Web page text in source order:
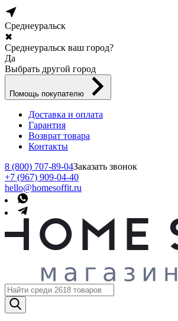
Среднеуральск
✖
Среднеуральск ваш город?
Да
Выбрать другой город
Помощь покупателю
Доставка и оплата
Гарантия
Возврат товара
Контакты
8 (800) 707-89-04Заказать звонок
+7 (967) 909-04-40
hello@homesoffit.ru